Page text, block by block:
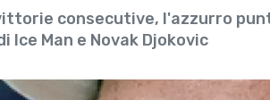
consecutive, l'azzurro
Ice Man e Novak Djokovic